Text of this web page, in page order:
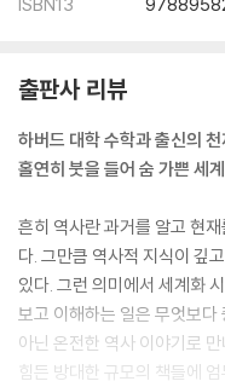
출판사 리뷰
하버드 대학 수학과 출신의
홀연히 붓을 들어 숨 가쁜 세
흔히 역사란 과거를 알고 현
다. 그만큼 역사적 지식이 깊
있다. 그런 의미에서 세계화
보고 이해하는 일은 무엇보다
아닌 온전한 역사 이야기로
힘든 방대한 규모의 책들에